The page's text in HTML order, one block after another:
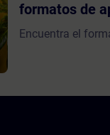
formatos de
Encuentra el